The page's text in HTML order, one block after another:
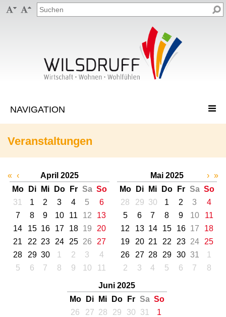
 
Veranstaltungen
« ‹
April 2025
Mo
Di Mi Do Fr Sa So
31
1 2 3 4 5
6
7
8 9 10 11 12
13
14
15 16 17 18 19
20
21
22 23 24 25 26
27
28
29 30 1 2 3
4
5
6 7 8 9 10 11
Mai 2025
Mo
Di Mi Do Fr Sa So
28
29 30 1 2 3
4
5
6 7 8 9 10
11
12
13 14 15 16 17
18
19
20 21 22 23 24
25
26
27 28 29 30 31
1
2
3 4 5 6 7 8
Juni 2025
Mo
Di Mi Do Fr Sa So
26
27 28 29 30 31
1
› »